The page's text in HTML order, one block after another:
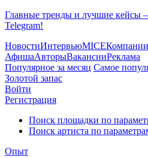
Главные тренды и лучшие кейсы
Telegram!
НовостиИнтервьюMICEКомпании
АфишаАвторыВакансииРеклама
Популярное за месяц Самое
Золотой запас
Войти
Регистрация
Поиск площадки по
Поиск артиста по
Опыт